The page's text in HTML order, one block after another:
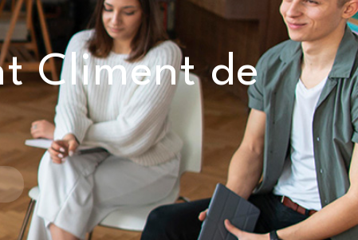
Climent de